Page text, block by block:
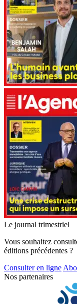
Le journal trimestriel
Vous souhaitez
éditions précédentes ?
Consulter en ligne
Nos partenaires